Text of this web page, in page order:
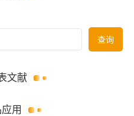
查询
文献
用